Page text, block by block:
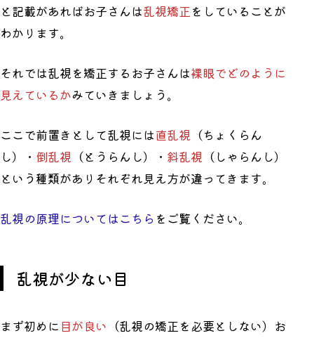
と記載があればお子さんは乱視矯正をしていることが
わかります。
それでは乱視を矯正するお子さんは裸眼でどのように
見えているかみていきましょう。
ここで前置きとして乱視には直乱視 （ちょくらん
し）・ 倒乱視 （とうらんし）・ 斜乱視 （しゃらんし）
という種類がありそれぞれ見え方が違ってきます。
乱視の原理についてはこちら をご覧ください。
乱視が少ない目
まず初めに 目が良い （乱視の矯正を必要としない）お